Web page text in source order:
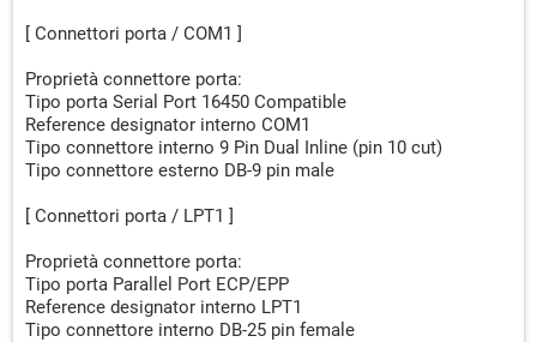
[ Connettori porta / COM1 ]
Proprietà connettore porta:
Tipo porta Serial Port 16450 Compatible
Reference designator interno COM1
Tipo connettore interno 9 Pin Dual Inline (pin 10 cut)
Tipo connettore esterno DB-9 pin male
[ Connettori porta / LPT1 ]
Proprietà connettore porta:
Tipo porta Parallel Port ECP/EPP
Reference designator interno LPT1
Tipo connettore interno DB-25 pin female